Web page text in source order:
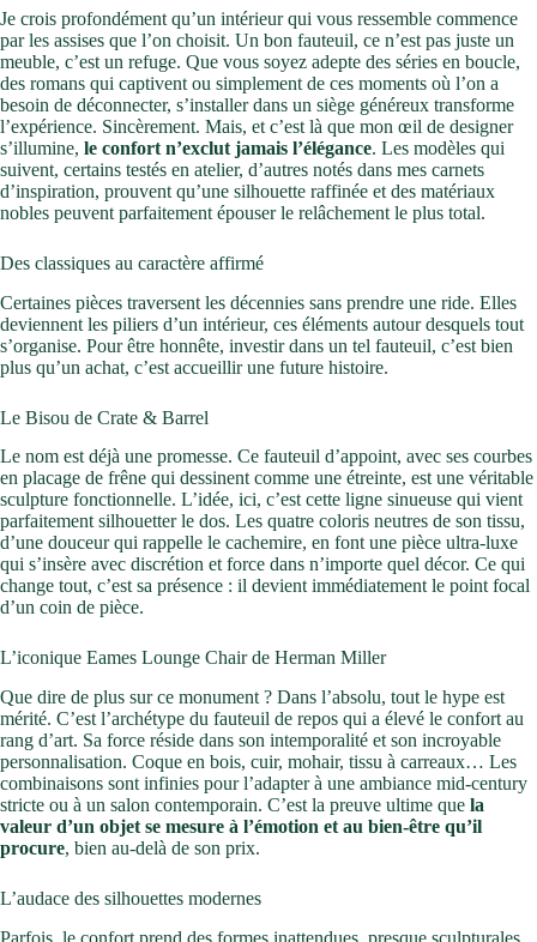
Je crois profondément qu’un intérieur qui vous ressemble commence
par les assises que l’on choisit. Un bon fauteuil, ce n’est pas juste un
meuble, c’est un refuge. Que vous soyez adepte des séries en boucle,
des romans qui captivent ou simplement de ces moments où l’on a
besoin de déconnecter, s’installer dans un siège généreux transforme
l’expérience. Sincèrement. Mais, et c’est là que mon œil de designer
s’illumine, le confort n’exclut jamais l’élégance. Les modèles qui
suivent, certains testés en atelier, d’autres notés dans mes carnets
d’inspiration, prouvent qu’une silhouette raffinée et des matériaux
nobles peuvent parfaitement épouser le relâchement le plus total.
Des classiques au caractère affirmé
Certaines pièces traversent les décennies sans prendre une ride. Elles
deviennent les piliers d’un intérieur, ces éléments autour desquels tout
s’organise. Pour être honnête, investir dans un tel fauteuil, c’est bien
plus qu’un achat, c’est accueillir une future histoire.
Le Bisou de Crate & Barrel
Le nom est déjà une promesse. Ce fauteuil d’appoint, avec ses courbes
en placage de frêne qui dessinent comme une étreinte, est une véritable
sculpture fonctionnelle. L’idée, ici, c’est cette ligne sinueuse qui vient
parfaitement silhouetter le dos. Les quatre coloris neutres de son tissu,
d’une douceur qui rappelle le cachemire, en font une pièce ultra-luxe
qui s’insère avec discrétion et force dans n’importe quel décor. Ce qui
change tout, c’est sa présence : il devient immédiatement le point focal
d’un coin de pièce.
L’iconique Eames Lounge Chair de Herman Miller
Que dire de plus sur ce monument ? Dans l’absolu, tout le hype est
mérité. C’est l’archétype du fauteuil de repos qui a élevé le confort au
rang d’art. Sa force réside dans son intemporalité et son incroyable
personnalisation. Coque en bois, cuir, mohair, tissu à carreaux… Les
combinaisons sont infinies pour l’adapter à une ambiance mid-century
stricte ou à un salon contemporain. C’est la preuve ultime que la
valeur d’un objet se mesure à l’émotion et au bien-être qu’il
procure, bien au-delà de son prix.
L’audace des silhouettes modernes
Parfois, le confort prend des formes inattendues, presque sculpturales.